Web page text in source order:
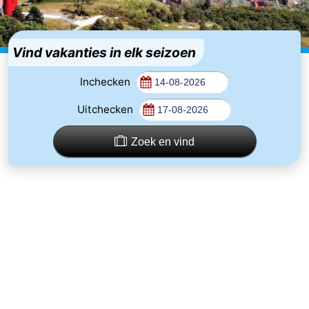
Last
minutes
Strand
Bezienswaardigheden
Vind vakanties in elk seizoen
Inchecken
Uitchecken
Zoek en vind